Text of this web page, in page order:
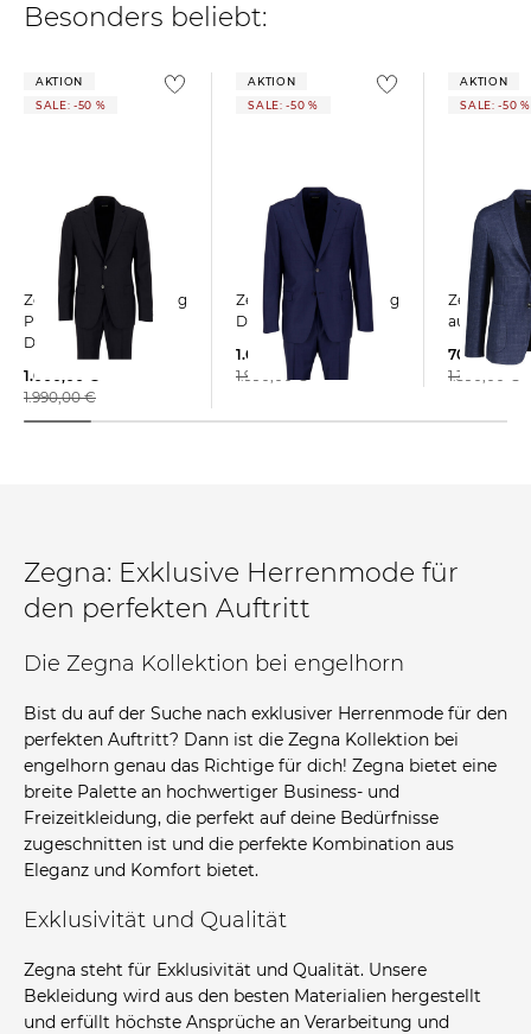
Besonders beliebt:
AKTION
SALE: -50 %
Zegna | Herren Anzug
PURE WOOL SUIT
DROP 7 Tailored Fit
1.000,00 €
1.990,00 €
AKTION
SALE: -50 %
Zegna | Herren Anzug
DROP 7 Tailored Fit
1.000,00 €
1.990,00 €
AKTION
SALE: -50 %
Zegna | Herren Sakko
aus Wolle
700,00 €
1.390,00 €
Zegna: Exklusive Herrenmode für
den perfekten Auftritt
Die Zegna Kollektion bei engelhorn
Bist du auf der Suche nach exklusiver Herrenmode für den
perfekten Auftritt? Dann ist die Zegna Kollektion bei
engelhorn genau das Richtige für dich! Zegna bietet eine
breite Palette an hochwertiger Business- und
Freizeitkleidung, die perfekt auf deine Bedürfnisse
zugeschnitten ist und die perfekte Kombination aus
Eleganz und Komfort bietet.
Exklusivität und Qualität
Zegna steht für Exklusivität und Qualität. Unsere
Bekleidung wird aus den besten Materialien hergestellt
und erfüllt höchste Ansprüche an Verarbeitung und